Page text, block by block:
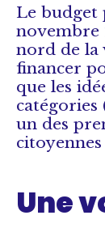
Le budget
novembre
nord de la
financer
que les
un des
Une